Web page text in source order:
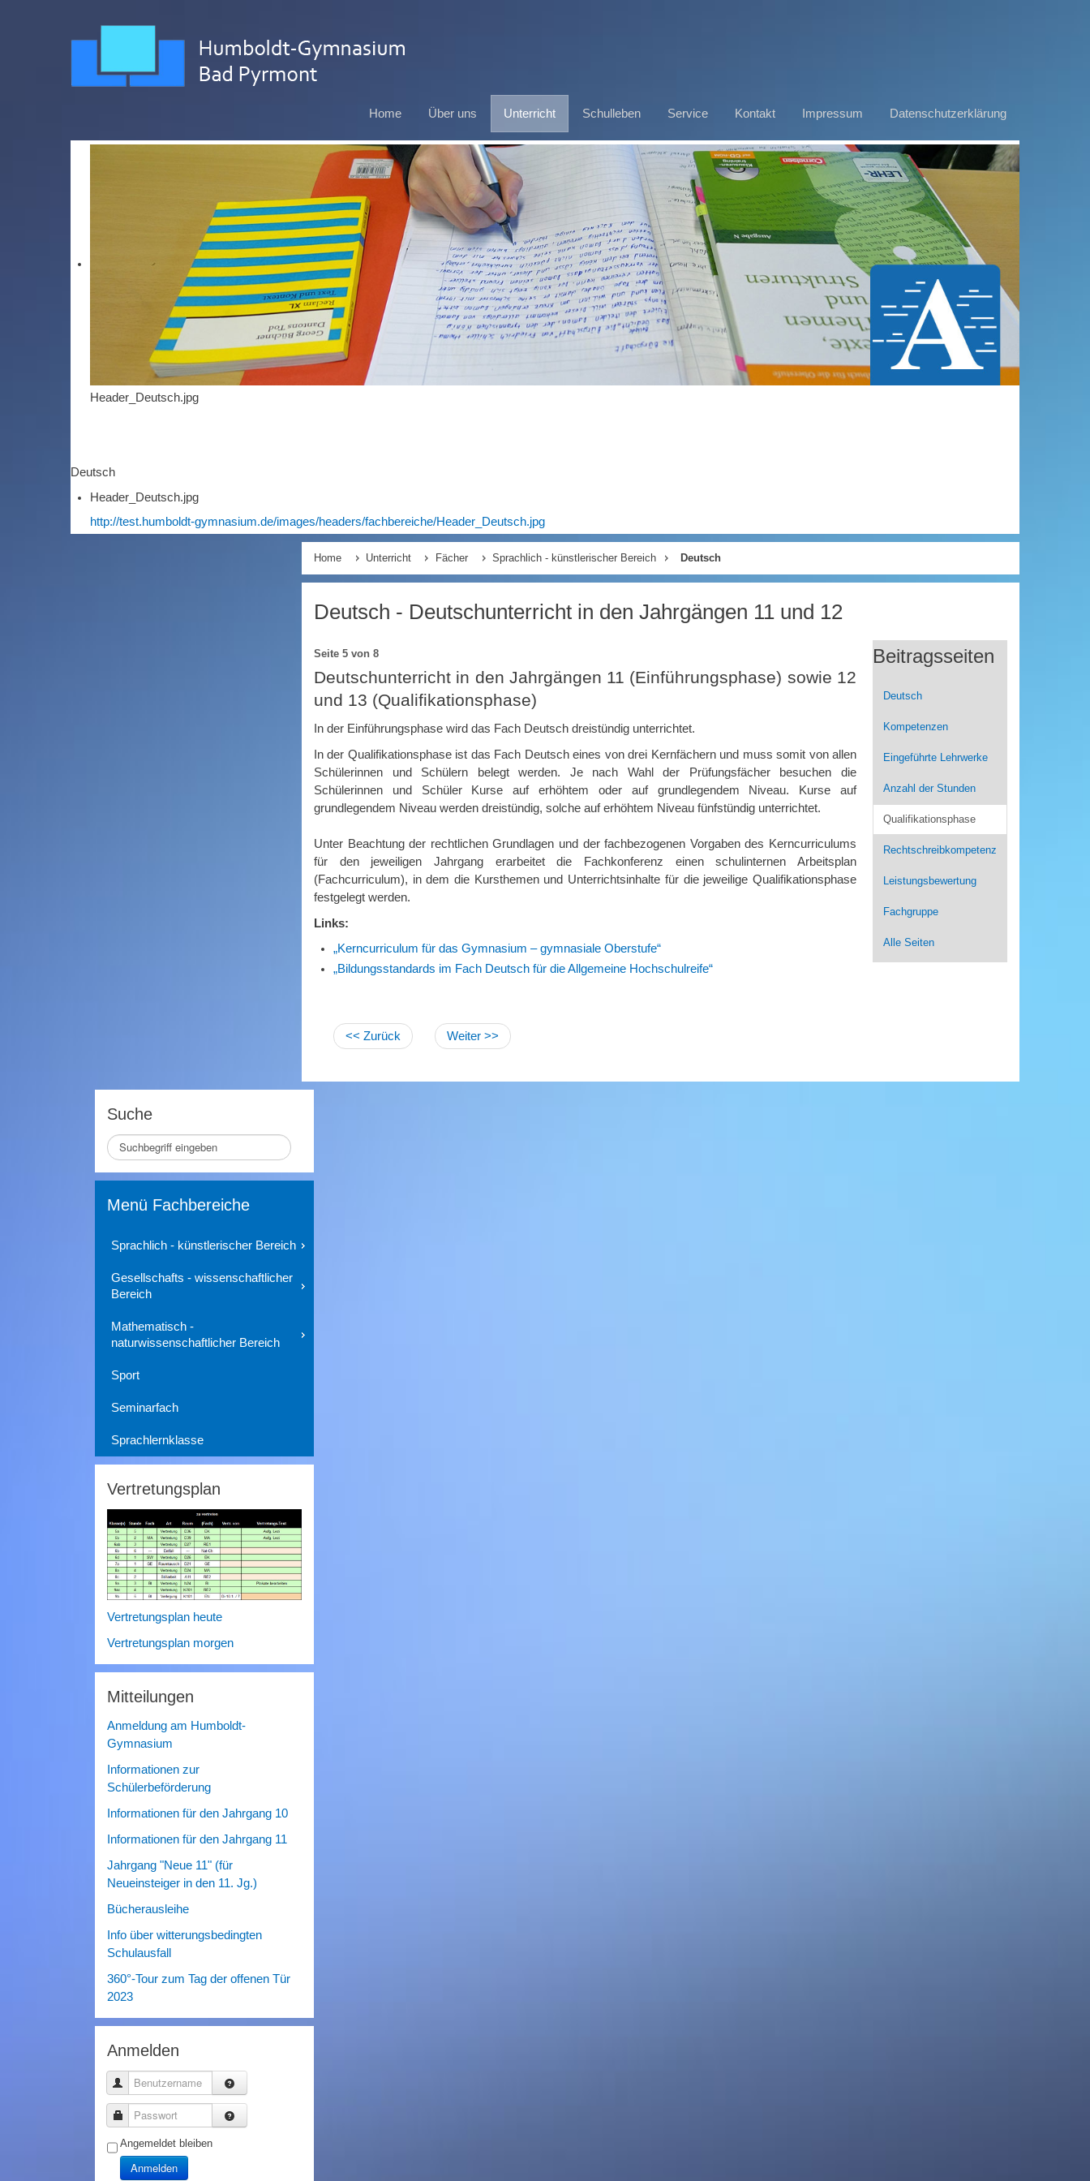
Home Über uns Unterricht Schulleben Service Kontakt Impressum Datenschutzerklärung
Header_Deutsch.jpg
Deutsch
Header_Deutsch.jpg
http://test.humboldt-gymnasium.de/images/headers/fachbereiche/Header_Deutsch.jpg
Home Unterricht Fächer Sprachlich - künstlerischer Bereich Deutsch
Deutsch - Deutschunterricht in den Jahrgängen 11 und 12
Beitragsseiten
Deutsch
Kompetenzen
Eingeführte Lehrwerke
Anzahl der Stunden
Qualifikationsphase
Rechtschreibkompetenz
Leistungsbewertung
Fachgruppe
Alle Seiten
Seite 5 von 8
Deutschunterricht in den Jahrgängen 11 (Einführungsphase) sowie 12
und 13 (Qualifikationsphase)
In der Einführungsphase wird das Fach Deutsch dreistündig unterrichtet.
In der Qualifikationsphase ist das Fach Deutsch eines von drei Kernfächern und muss somit von allen
Schülerinnen und Schülern belegt werden. Je nach Wahl der Prüfungsfächer besuchen die
Schülerinnen und Schüler Kurse auf erhöhtem oder auf grundlegendem Niveau. Kurse auf
grundlegendem Niveau werden dreistündig, solche auf erhöhtem Niveau fünfstündig unterrichtet.
Unter Beachtung der rechtlichen Grundlagen und der fachbezogenen Vorgaben des Kerncurriculums
für den jeweiligen Jahrgang erarbeitet die Fachkonferenz einen schulinternen Arbeitsplan
(Fachcurriculum), in dem die Kursthemen und Unterrichtsinhalte für die jeweilige Qualifikationsphase
festgelegt werden.
Links:
„Kerncurriculum für das Gymnasium – gymnasiale Oberstufe“
„Bildungsstandards im Fach Deutsch für die Allgemeine Hochschulreife“
<< Zurück Weiter >>
Suche
Seite
durchsuchen
Menü Fachbereiche
Sprachlich - künstlerischer Bereich
Gesellschafts - wissenschaftlicher
Bereich
Mathematisch -
naturwissenschaftlicher Bereich
Sport
Seminarfach
Sprachlernklasse
Vertretungsplan
Vertretungsplan heute
Vertretungsplan morgen
Mitteilungen
Anmeldung am Humboldt-
Gymnasium
Informationen zur
Schülerbeförderung
Informationen für den Jahrgang 10
Informationen für den Jahrgang 11
Jahrgang "Neue 11" (für
Neueinsteiger in den 11. Jg.)
Bücherausleihe
Info über witterungsbedingten
Schulausfall
360°-Tour zum Tag der offenen Tür
2023
Anmelden
Benutzername
Passwort
Angemeldet bleiben
Anmelden